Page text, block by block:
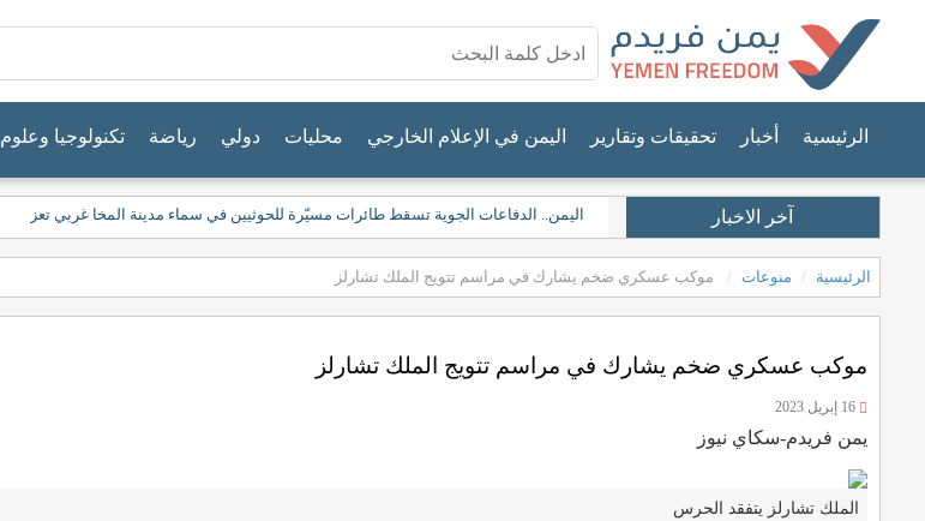
الرئيسية أخبار تحقيقات وتقارير اليمن في الإعلام الخارجي محليات دولي رياضة تكنولوجيا وعلوم
آخر الاخبار اليمن.. الدفاعات الجوية تسقط طائرات مسيّرة للحوثيين في سماء مدينة المخا غربي تعز
الرئيسية منوعات موكب عسكري ضخم يشارك في مراسم تتويج الملك تشارلز
موكب عسكري ضخم يشارك في مراسم تتويج الملك تشارلز
يمن فريدم-سكاي نيوز
الملك تشارلز يتفقد الحرس